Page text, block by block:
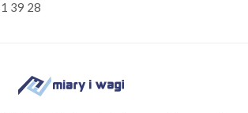
39 28